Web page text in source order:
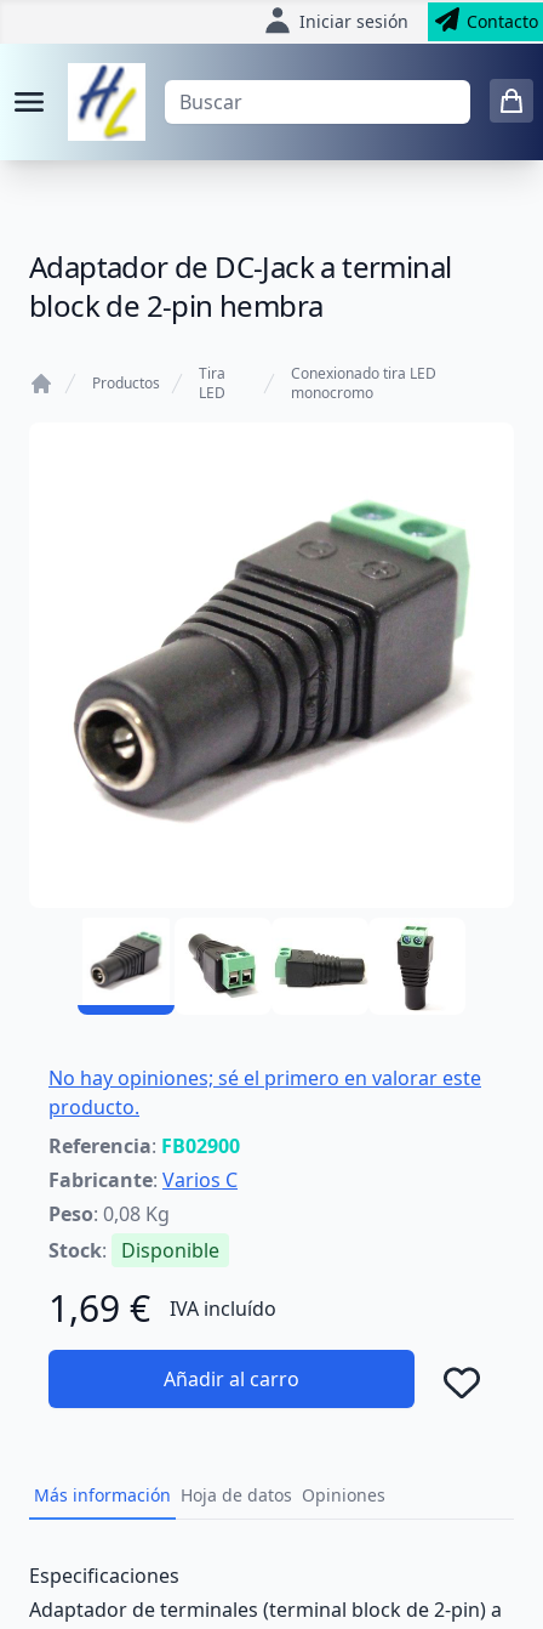
Iniciar sesión Contacto
Adaptador de DC-Jack a terminal
block de 2-pin hembra
Productos
Tira
LED
Conexionado tira LED
monocromo
No hay opiniones; sé el primero en valorar este
producto.
Referencia: FB02900
Fabricante: Varios C
Peso: 0,08 Kg
Stock: Disponible
1,69 € IVA incluído
Añadir al carro
Más información Hoja de datos Opiniones
Description
Especificaciones
Adaptador de terminales (terminal block de 2-pin) a